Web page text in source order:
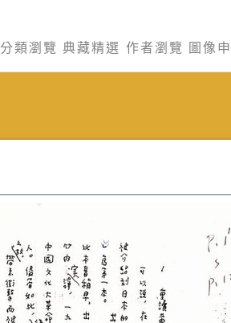
分類瀏覽 典藏精選 作者瀏覽 圖像